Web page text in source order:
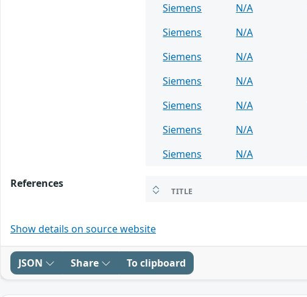
Siemens
N/A
Siemens
N/A
Siemens
N/A
Siemens
N/A
Siemens
N/A
Siemens
N/A
Siemens
N/A
References
TITLE
Show details on source website
JSON Share To clipboard